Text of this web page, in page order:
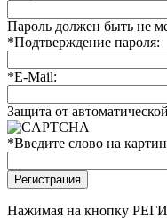
Пароль должен быть не
*Подтверждение пароля:
*E-Mail:
Защита от
*Введите слово на
Нажимая на кнопку